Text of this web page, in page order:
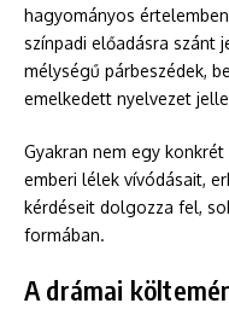
hagyományos
színpadi előadásra szánt
mélységű párbeszédek,
emelkedett nyelvezet
Gyakran nem egy
emberi lélek vívódásait,
kérdéseit dolgozza fel,
formában.
A drámai